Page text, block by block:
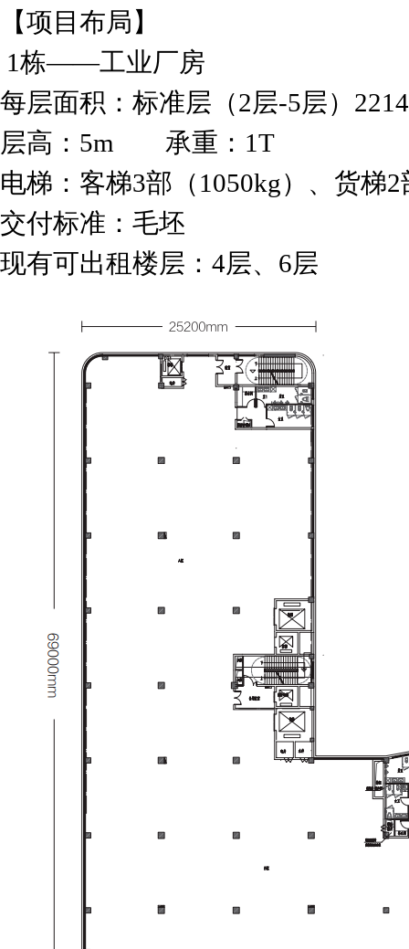
【项目布局】
1栋——工业厂房
每层面积：标准层（2层-5层）
层高：5m 承重：1T
电梯：客梯3部（1050kg）、货梯2
交付标准：毛坯
现有可出租楼层：4层、6层